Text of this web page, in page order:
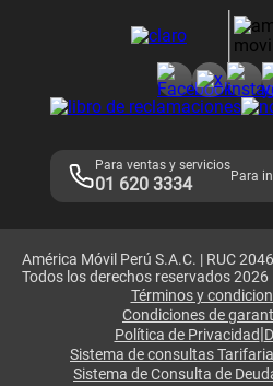
Consulta de IMEI
Consulta de reclamos
Adquirientes iPhone 6, 6S y SE
Mensaje de Seguridad
Términos y Condiciones de Tienda
Libro de Reclamaciones
Para ventas y servicios
01 620 3334 Para
América Móvil Perú S.A.C. | RUC
Todos los derechos reservados 2026
Términos y
Condiciones de
Política de Privacidad|
Sistema de consultas
Sistema de Consulta de